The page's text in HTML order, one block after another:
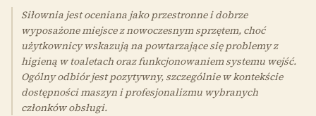
Siłownia jest oceniana jako przestronne i dobrze
wyposażone miejsce z nowoczesnym sprzętem, choć
użytkownicy wskazują na powtarzające się problemy z
higieną w toaletach oraz funkcjonowaniem systemu wejść.
Ogólny odbiór jest pozytywny, szczególnie w kontekście
dostępności maszyn i profesjonalizmu wybranych
członków obsługi.